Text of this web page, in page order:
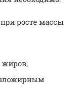
росте массы